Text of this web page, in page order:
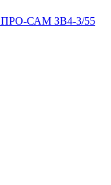
ПРО-САМ ЗВ4-3/55